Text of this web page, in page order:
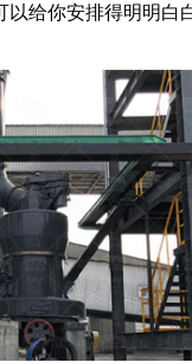
给你安排得明明白